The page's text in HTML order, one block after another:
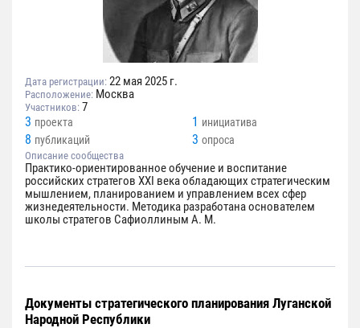
Дата регистрации: 22 мая 2025 г.
Расположение: Москва
Участников: 7
3 проекта 1 инициатива
8 публикаций 3 опроса
Описание сообщества
Практико-ориентированное обучение и воспитание
российских стратегов XXI века обладающих стратегическим
мышлением, планированием и управлением всех сфер
жизнедеятельности. Методика разработана основателем
школы стратегов Сафиоллиным А. М.
Документы стратегического планирования Луганской
Народной Республики